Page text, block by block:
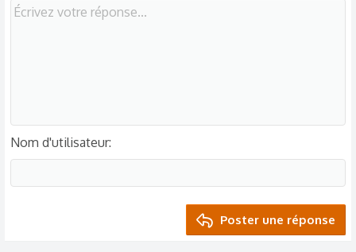
Nom d'utilisateur
Poster une réponse